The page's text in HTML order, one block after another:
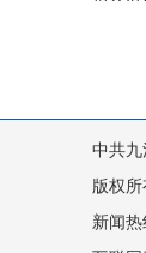
中共
版权
新闻